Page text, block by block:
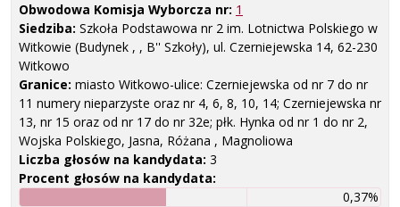
Obwodowa Komisja Wyborcza nr: 1
Siedziba: Szkoła Podstawowa nr 2 im. Lotnictwa Polskiego w
Witkowie (Budynek , , B'' Szkoły), ul. Czerniejewska 14, 62-230
Witkowo
Granice: miasto Witkowo-ulice: Czerniejewska od nr 7 do nr
11 numery nieparzyste oraz nr 4, 6, 8, 10, 14; Czerniejewska nr
13, nr 15 oraz od nr 17 do nr 32e; płk. Hynka od nr 1 do nr 2,
Wojska Polskiego, Jasna, Różana , Magnoliowa
Liczba głosów na kandydata: 3
Procent głosów na kandydata:
0,37%